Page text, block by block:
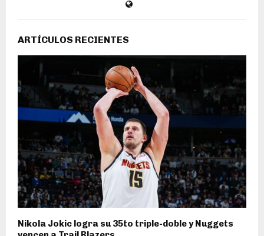
ARTÍCULOS RECIENTES
Nikola Jokic logra su 35to triple-doble y Nuggets